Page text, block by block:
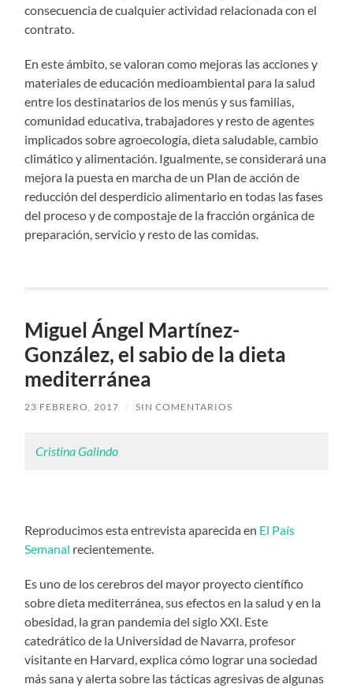
consecuencia de cualquier actividad relacionada con el
contrato.
En este ámbito, se valoran como mejoras las acciones y
materiales de educación medioambiental para la salud
entre los destinatarios de los menús y sus familias,
comunidad educativa, trabajadores y resto de agentes
implicados sobre agroecología, dieta saludable, cambio
climático y alimentación. Igualmente, se considerará una
mejora la puesta en marcha de un Plan de acción de
reducción del desperdicio alimentario en todas las fases
del proceso y de compostaje de la fracción orgánica de
preparación, servicio y resto de las comidas.
Miguel Ángel Martínez-
González, el sabio de la dieta
mediterránea
23 FEBRERO, 2017 / SIN COMENTARIOS
Cristina Galindo
Reproducimos esta entrevista aparecida en El País
Semanal recientemente.
Es uno de los cerebros del mayor proyecto científico
sobre dieta mediterránea, sus efectos en la salud y en la
obesidad, la gran pandemia del siglo XXI. Este
catedrático de la Universidad de Navarra, profesor
visitante en Harvard, explica cómo lograr una sociedad
más sana y alerta sobre las tácticas agresivas de algunas